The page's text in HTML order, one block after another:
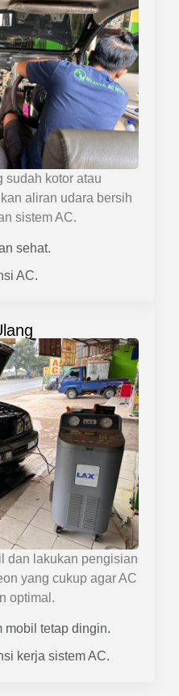
sudah kotor atau
aliran udara bersih
sistem AC.
sehat.
AC.
dan lakukan pengisian
yang cukup agar AC
optimal.
mobil tetap dingin.
kerja sistem AC.